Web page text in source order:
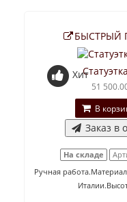
БЫСТРЫЙ
Хит
51
В
Заказ в
На складе
Ручная